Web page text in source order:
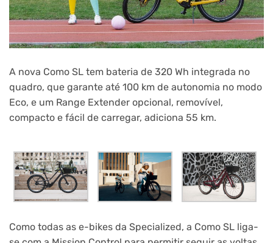
A nova Como SL tem bateria de 320 Wh integrada no
quadro, que garante até 100 km de autonomia no modo
Eco, e um Range Extender opcional, removível,
compacto e fácil de carregar, adiciona 55 km.
Como todas as e-bikes da Specialized, a Como SL liga-